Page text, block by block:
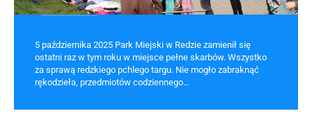
5 października 2025 Park Miejski w Redzie zamienił się
ostatni raz w tym roku w miejsce pełne skarbów. Wszystko
za sprawą redzkiego pchlego targu. Nie mogło zabraknąć
rękodzieła, przedmiotów codziennego…